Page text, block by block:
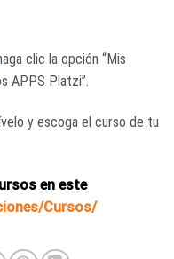
clic la opción “Mis
APPS Platzi”.
y escoga el curso de tu
en este
Cursos/